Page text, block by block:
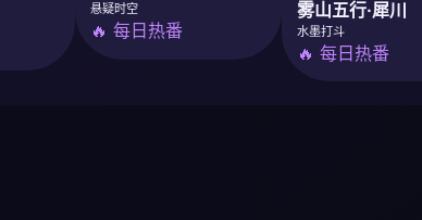
悬疑时空
🔥 每日热番
雾山五行·犀川
水墨打斗
🔥 每日热番